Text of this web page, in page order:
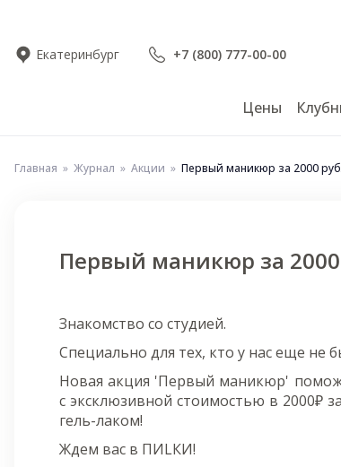
Екатеринбург +7 (800) 777-00-00
Цены
Главная Журнал Акции Первый маникюр за 2000
Первый маникюр за
Знакомство со студией.
Специально для тех, кто у нас еще не
Новая акция 'Первый маникюр'
с эксклюзивной стоимостью в 2000₽
гель-лаком!
Ждем вас в ПИLКИ!